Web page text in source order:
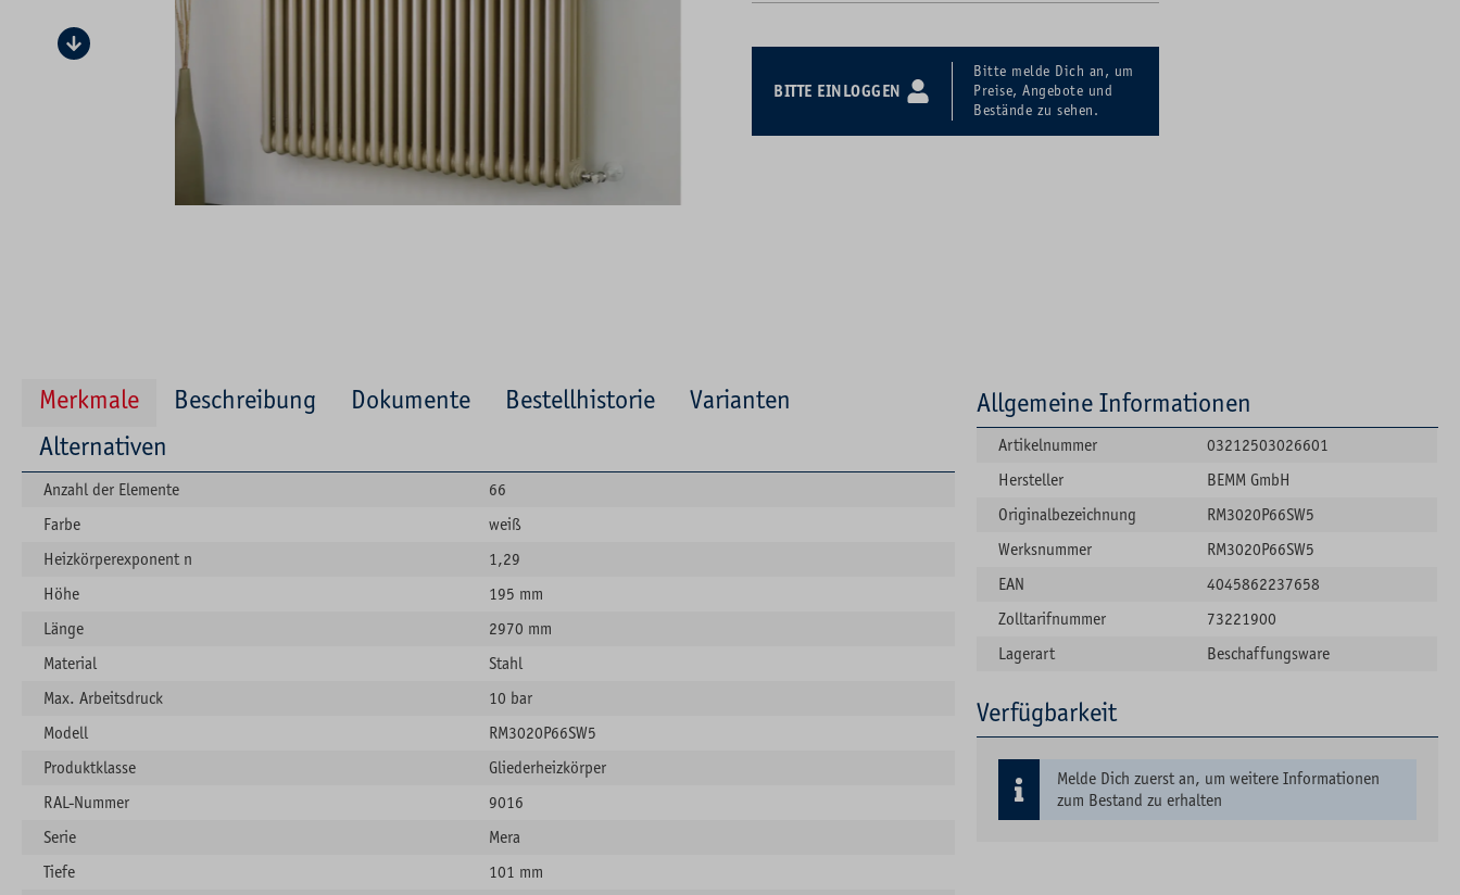
BITTE EINLOGGEN
Bitte melde Dich an, um
Preise, Angebote und
Bestände zu sehen.
Merkmale Beschreibung Dokumente Bestellhistorie
Varianten
Alternativen
Anzahl der Elemente
66
Farbe
weiß
Heizkörperexponent n
1,29
Höhe
195 mm
Länge
2970 mm
Material
Stahl
Max. Arbeitsdruck
10 bar
Modell
RM3020P66SW5
Produktklasse
Gliederheizkörper
RAL-Nummer
9016
Serie
Mera
Tiefe
101 mm
Allgemeine Informationen
Artikelnummer
03212503026601
Hersteller
BEMM GmbH
Originalbezeichnung
RM3020P66SW5
Werksnummer
RM3020P66SW5
EAN
4045862237658
Zolltarifnummer
73221900
Lagerart
Beschaffungsware
Verfügbarkeit
Melde Dich zuerst an, um weitere Informationen
zum Bestand zu erhalten